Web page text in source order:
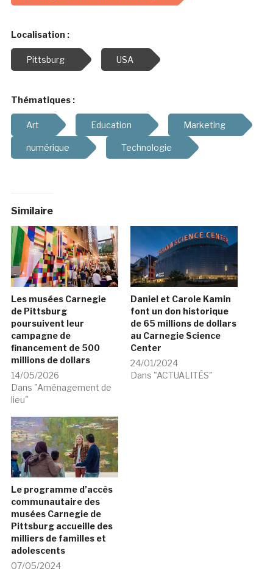
Localisation :
Pittsburg USA
Thématiques :
Art Education Marketing
numérique Technologie
Similaire
Les musées Carnegie
de Pittsburg
poursuivent leur
campagne de
financement de 500
millions de dollars
14/05/2026
Dans "Aménagement de
lieu"
Daniel et Carole Kamin
font un don historique
de 65 millions de dollars
au Carnegie Science
Center
24/01/2024
Dans "ACTUALITÉS"
Le programme d’accès
communautaire des
musées Carnegie de
Pittsburg accueille des
milliers de familles et
adolescents
07/05/2024